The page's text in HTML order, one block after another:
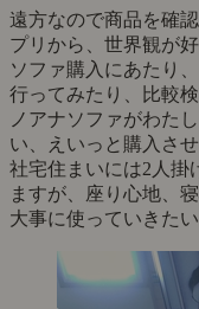
遠方なので商品を確
プリから、世界観が
ソファ購入にあたり
行ってみたり、比較検
ノアナソファがわた
い、えいっと購入さ
社宅住まいには2人掛
ますが、座り心地、
大事に使っていきたい